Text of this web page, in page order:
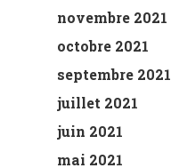
novembre 2021
octobre 2021
septembre 2021
juillet 2021
juin 2021
mai 2021